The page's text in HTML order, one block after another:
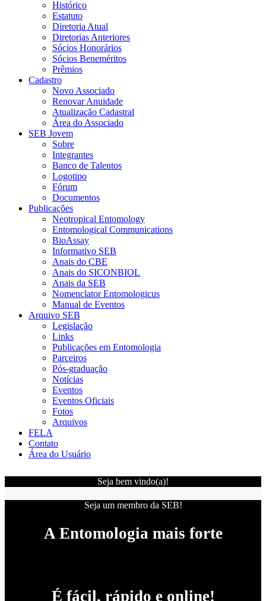
Histórico
Estatuto
Diretoria Atual
Diretorias Anteriores
Sócios Honorários
Sócios Beneméritos
Prêmios
Cadastro
Novo Associado
Renovar Anuidade
Atualização Cadastral
Área do Associado
SEB Jovem
Sobre
Integrantes
Banco de Talentos
Logotipo
Fórum
Documentos
Publicações
Neotropical Entomology
Entomological Communications
BioAssay
Informativo SEB
Anais do CBE
Anais do SICONBIOL
Anais da SEB
Nomenclator Entomologicus
Manual de Eventos
Arquivo SEB
Legislação
Links
Publicações em Entomologia
Parceiros
Pós-graduação
Notícias
Eventos
Eventos Oficiais
Fotos
Arquivos
FELA
Contato
Área do Usuário
Seja bem vindo(a)!
Seja um membro da SEB!
A Entomologia mais forte
É fácil, rápido e online!